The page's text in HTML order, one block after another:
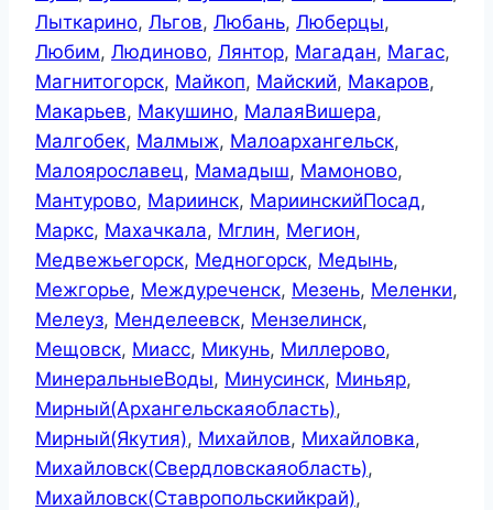
Лыткарино, Льгов, Любань, Люберцы,
Любим, Людиново, Лянтор, Магадан, Магас,
Магнитогорск, Майкоп, Майский, Макаров,
Макарьев, Макушино, МалаяВишера,
Малгобек, Малмыж, Малоархангельск,
Малоярославец, Мамадыш, Мамоново,
Мантурово, Мариинск, МариинскийПосад,
Маркс, Махачкала, Мглин, Мегион,
Медвежьегорск, Медногорск, Медынь,
Межгорье, Междуреченск, Мезень, Меленки,
Мелеуз, Менделеевск, Мензелинск,
Мещовск, Миасс, Микунь, Миллерово,
МинеральныеВоды, Минусинск, Миньяр,
Мирный(Архангельскаяобласть),
Мирный(Якутия), Михайлов, Михайловка,
Михайловск(Свердловскаяобласть),
Михайловск(Ставропольскийкрай),